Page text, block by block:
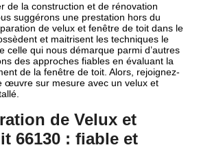
de la construction et de rénovation
suggérons une prestation hors du
de velux et fenêtre de toit dans le
et maitrisent les techniques le
celle qui nous démarque parmi d’autres
des approches fiables en évaluant la
de la fenêtre de toit. Alors, rejoignez-
œuvre sur mesure avec un velux et
de Velux et
66130 : fiable et